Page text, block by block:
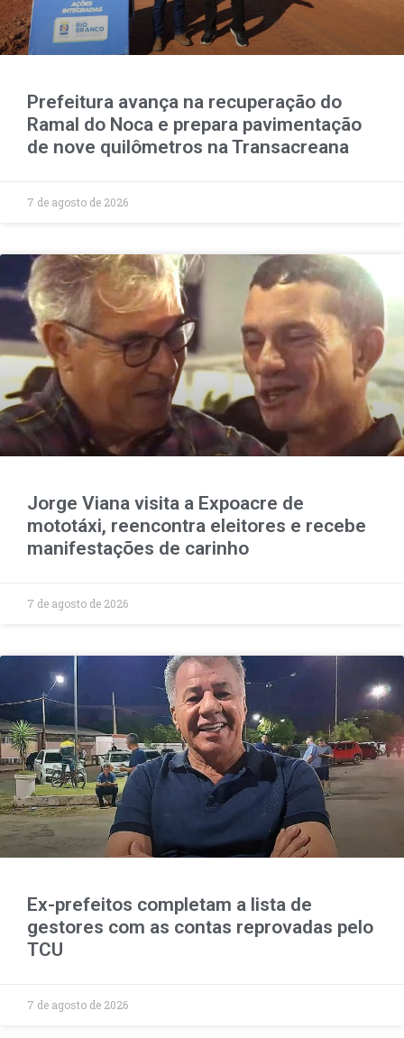
Prefeitura avança na recuperação do
Ramal do Noca e prepara pavimentação
de nove quilômetros na Transacreana
7 de agosto de 2026
Jorge Viana visita a Expoacre de
mototáxi, reencontra eleitores e recebe
manifestações de carinho
7 de agosto de 2026
Ex-prefeitos completam a lista de
gestores com as contas reprovadas pelo
TCU
7 de agosto de 2026